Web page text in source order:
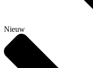
Nieuw